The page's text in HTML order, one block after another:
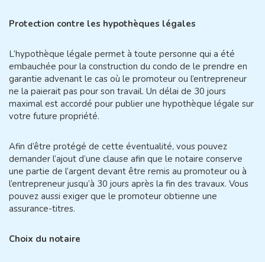
Protection contre les hypothèques légales
L’hypothèque légale permet à toute personne qui a été
embauchée pour la construction du condo de le prendre en
garantie advenant le cas où le promoteur ou l’entrepreneur
ne la paierait pas pour son travail. Un délai de 30 jours
maximal est accordé pour publier une hypothèque légale sur
votre future propriété.
Afin d’être protégé de cette éventualité, vous pouvez
demander l’ajout d’une clause afin que le notaire conserve
une partie de l’argent devant être remis au promoteur ou à
l’entrepreneur jusqu’à 30 jours après la fin des travaux. Vous
pouvez aussi exiger que le promoteur obtienne une
assurance-titres.
Choix du notaire